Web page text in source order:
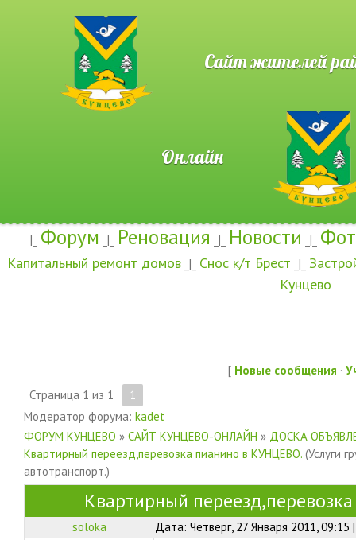
Сайт жителей
Онлайн
|_ Форум _|_ Реновация _|_ Новости _|_
Капитальный ремонт домов _|_ Снос к/т Брест _|_
Кунцево
[ Новые сообщения ·
Страница 1 из 1
1
Модератор форума: kadet
ФОРУМ КУНЦЕВО » САЙТ КУНЦЕВО-ОНЛАЙН » ДОСКА
Квартирный переезд,перевозка пианино в КУНЦЕВО. (Услуги
автотранспорт.)
Квартирный
soloka
Дата: Четверг, 27 Января 2011,